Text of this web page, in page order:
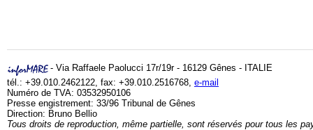
- Via Raffaele Paolucci 17r/19r - 16129 Gênes - ITALIE
tél.: +39.010.2462122, fax: +39.010.2516768, e-mail
Numéro de TVA: 03532950106
Presse engistrement: 33/96 Tribunal de Gênes
Direction: Bruno Bellio
Tous droits de reproduction, même partielle, sont réservés pour tous les